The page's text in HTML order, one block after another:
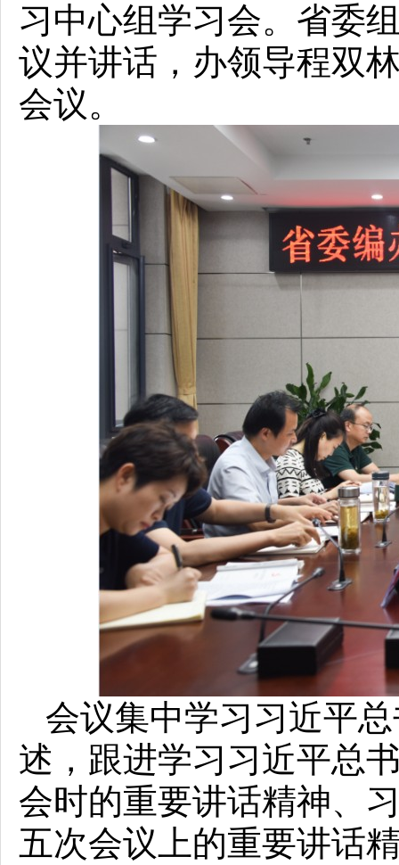
习中心组学习会。省委
议并讲话，办领导程双
会议。
会议集中学习习近平
述，跟进学习习近平总
会时的重要讲话精神、
五次会议上的重要讲话